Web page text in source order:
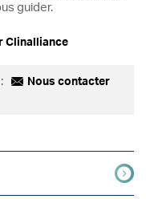
guider.
Clinalliance
Nous contacter